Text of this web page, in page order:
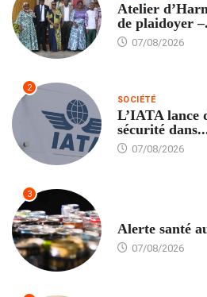
Atelier
de plaidoyer
07/08/2026
2
SOCIÉTÉ
L’IATA lance
sécurité
07/08/2026
3
Alerte santé
07/08/2026